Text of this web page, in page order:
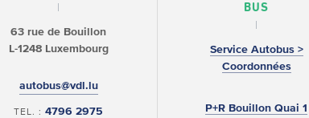
63 rue de Bouillon
L-1248 Luxembourg
autobus@vdl.lu
TEL. :4796 2975
BUS
Service Autobus >
Coordonnées
P+R Bouillon Quai 1